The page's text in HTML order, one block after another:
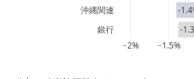
-
-
−2% −1.5%
銀行
沖縄関連